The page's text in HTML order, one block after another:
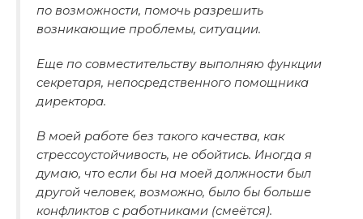
по возможности, помочь разрешить
возникающие проблемы, ситуации.
Еще по совместительству выполняю функции
секретаря, непосредственного помощника
директора.
В моей работе без такого качества, как
стрессоустойчивость, не обойтись. Иногда я
думаю, что если бы на моей должности был
другой человек, возможно, было бы больше
конфликтов с работниками (смеётся).